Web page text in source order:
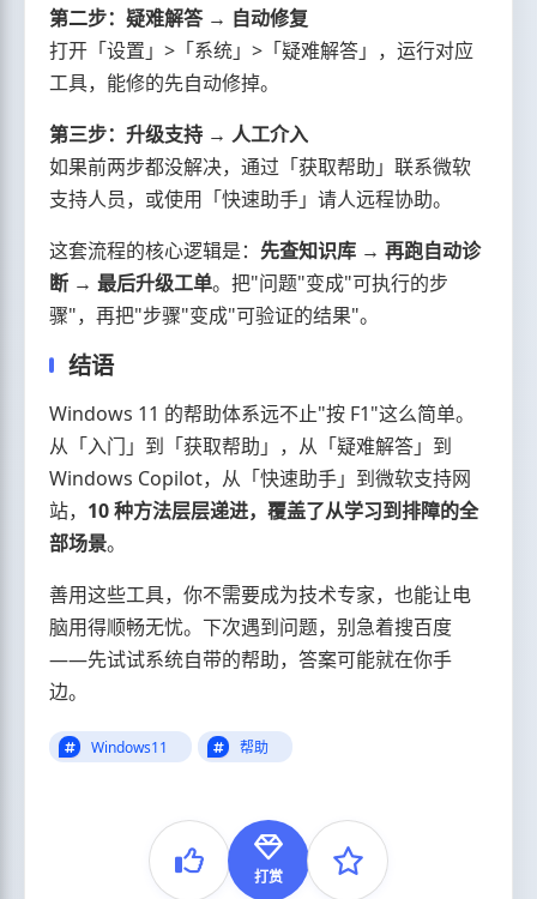
第二步：疑难解答 → 自动修复
打开「设置」>「系统」>「疑难解答」，运行对应
工具，能修的先自动修掉。
第三步：升级支持 → 人工介入
如果前两步都没解决，通过「获取帮助」联系微软
支持人员，或使用「快速助手」请人远程协助。
这套流程的核心逻辑是： 先查知识库 → 再跑自动诊
断 → 最后升级工单。把"问题"变成"可执行的步
骤"，再把"步骤"变成"可验证的结果"。
结语
Windows 11 的帮助体系远不止"按 F1"这么简单。
从「入门」到「获取帮助」，从「疑难解答」到
Windows Copilot，从「快速助手」到微软支持网
站， 10 种方法层层递进，覆盖了从学习到排障的全
部场景。
善用这些工具，你不需要成为技术专家，也能让电
脑用得顺畅无忧。下次遇到问题，别急着搜百度
——先试试系统自带的帮助，答案可能就在你手
边。
Windows11 帮助
打赏